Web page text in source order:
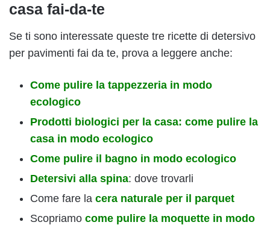
casa fai-da-te
Se ti sono interessate queste tre ricette di detersivo
per pavimenti fai da te, prova a leggere anche:
Come pulire la tappezzeria in modo
ecologico
Prodotti biologici per la casa: come pulire la
casa in modo ecologico
Come pulire il bagno in modo ecologico
Detersivi alla spina: dove trovarli
Come fare la cera naturale per il parquet
Scopriamo come pulire la moquette in modo